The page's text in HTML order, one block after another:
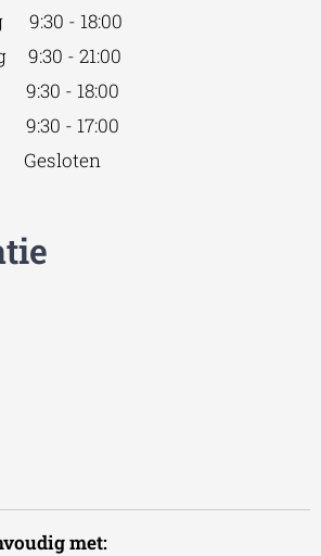
9:30 - 18:00
9:30 - 21:00
- 18:00
- 17:00
eenvoudig met: